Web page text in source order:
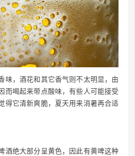
味，酒花和其它香气则不太明显，由
而喝起来带点酸味，有些人可能接受
得它清新爽脆，夏天用来消暑再合适
酒绝大部分呈黄色，因此有黄啤这种